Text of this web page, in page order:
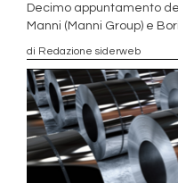
Decimo appuntamento
Manni (Manni Group) e
di Redazione siderweb